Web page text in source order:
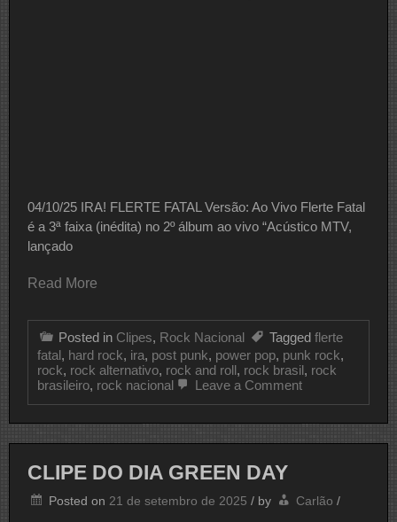
04/10/25 IRA! FLERTE FATAL Versão: Ao Vivo Flerte Fatal
é a 3ª faixa (inédita) no 2º álbum ao vivo “Acústico MTV,
lançado
Read More
Posted in Clipes, Rock Nacional Tagged flerte
fatal, hard rock, ira, post punk, power pop, punk rock,
rock, rock alternativo, rock and roll, rock brasil, rock
brasileiro, rock nacional Leave a Commenton
IRA
CLIPE DO DIA GREEN DAY
Posted on 21 de setembro de 2025 / by Carlão /